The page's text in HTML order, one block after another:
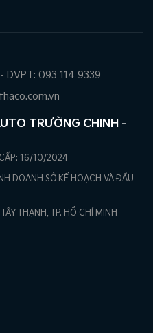
DVPT: 093 114 9339
TRƯỜNG CHINH -
16/10/2024
DOANH SỞ KẾ HOẠCH VÀ ĐẦU
THẠNH, TP. HỒ CHÍ MINH